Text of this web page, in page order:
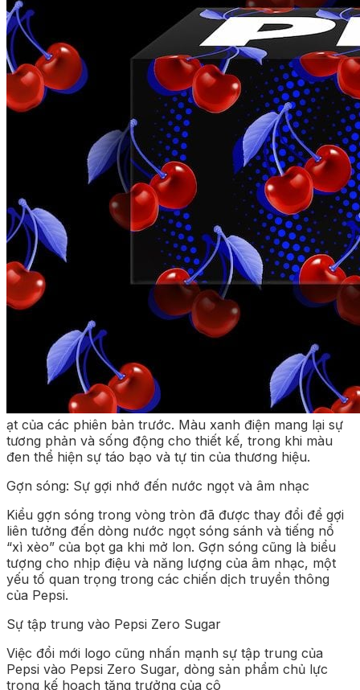
ạt của các phiên bản trước. Màu xanh điện mang lại sự
tương phản và sống động cho thiết kế, trong khi màu
đen thể hiện sự táo bạo và tự tin của thương hiệu.
Gợn sóng: Sự gợi nhớ đến nước ngọt và âm nhạc
Kiểu gợn sóng trong vòng tròn đã được thay đổi để gợi
liên tưởng đến dòng nước ngọt sóng sánh và tiếng nổ
“xì xèo” của bọt ga khi mở lon. Gợn sóng cũng là biểu
tượng cho nhịp điệu và năng lượng của âm nhạc, một
yếu tố quan trọng trong các chiến dịch truyền thông
của Pepsi.
Sự tập trung vào Pepsi Zero Sugar
Việc đổi mới logo cũng nhấn mạnh sự tập trung của
Pepsi vào Pepsi Zero Sugar, dòng sản phẩm chủ lực
trong kế hoạch tăng trưởng của cô